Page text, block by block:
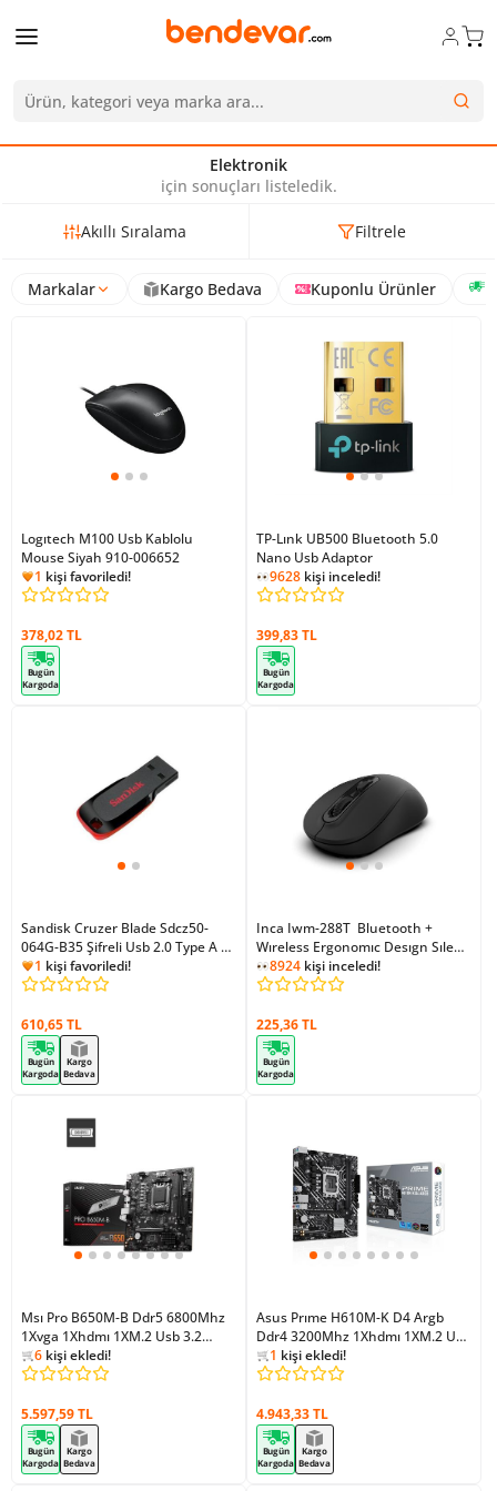
Elektronik
için sonuçları listeledik.
Akıllı Sıralama Filtrele
Markalar Kargo Bedava Kuponlu Ürünler
Logıtech M100 Usb Kablolu
Mouse Siyah 910-006652
1kişi favoriledi!
45292kişi inceledi!
1kişi favoriledi!
378,02 TL
Bugün
Kargoda
TP-Lınk UB500 Bluetooth 5.0
Nano Usb Adaptor
9628 kişi inceledi!
399,83 TL
Bugün
Kargoda
Sandisk Cruzer Blade Sdcz50-
064G-B35 Şifreli Usb 2.0 Type A 64
GB Flash Bellek Kırmızı
1kişi favoriledi!
9018kişi inceledi!
1kişi favoriledi!
610,65 TL
Bugün
Kargoda
Kargo
Bedava
Inca Iwm-288T Bluetooth +
Wıreless Ergonomıc Desıgn Sılent
Mouse
8924kişi inceledi!
1kişi ekledi!
8924kişi inceledi!
225,36 TL
Bugün
Kargoda
Msı Pro B650M-B Ddr5 6800Mhz
1Xvga 1Xhdmı 1XM.2 Usb 3.2
Matx AM5 (Amd AM5
9000/8000/7000 Serileri İle
2 kişi favoriledi!
7943kişi inceledi!
2kişi favoriledi!
5.597,59 TL
Bugün
Kargoda
Kargo
Bedava
Asus Prıme H610M-K D4 Argb
Ddr4 3200Mhz 1Xhdmı 1XM.2 Usb
3.2 Matx 1700P (12. / 13. VE 14.
Nesil İşlemci Uyumlu)
1 kişi favoriledi!
7469kişi inceledi!
1kişi favoriledi!
4.943,33 TL
Bugün
Kargoda
Kargo
Bedava